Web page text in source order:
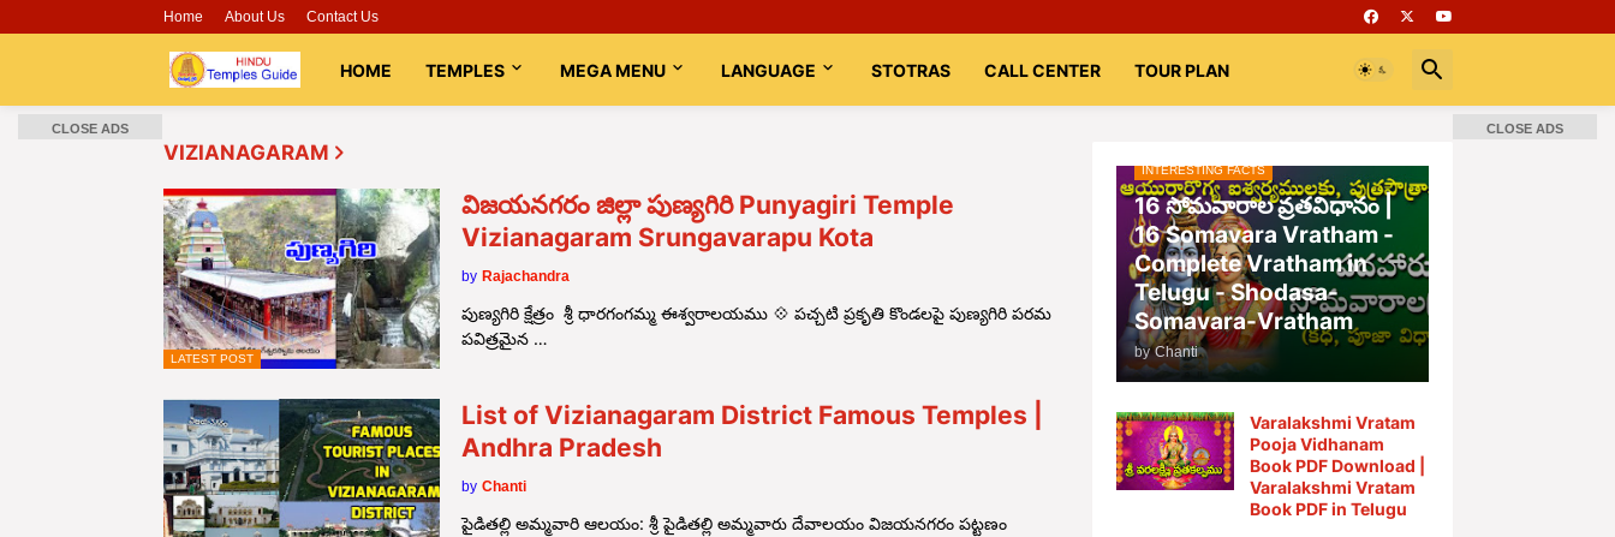
Home About Us Contact Us
HOME TEMPLES MEGA MENU LANGUAGE STOTRAS CALL CENTER TOUR PLAN
VIZIANAGARAM
LATEST POST
విజయనగరం జిల్లా పుణ్యగిరి Punyagiri Temple
Vizianagaram Srungavarapu Kota
by Rajachandra
పుణ్యగిరి క్షేత్రం శ్రీ ధారగంగమ్మ ఈశ్వరాలయము 💠 పచ్చటి ప్రకృతి కొండలపై పుణ్యగిరి పరమ
పవిత్రమైన …
List of Vizianagaram District Famous Temples |
Andhra Pradesh
by Chanti
పైడితల్లి అమ్మవారి ఆలయం: శ్రీ పైడితల్లి అమ్మవారు దేవాలయం విజయనగరం పట్టణం
INTERESTING FACTS
16 సోమవారాల వ్రతవిధానం |
16 Somavara Vratham -
Complete Vratham in
Telugu - Shodasa-
Somavara-Vratham
by Chanti
Varalakshmi Vratam
Pooja Vidhanam
Book PDF Download |
Varalakshmi Vratam
Book PDF in Telugu
CLOSE ADS CLOSE ADS